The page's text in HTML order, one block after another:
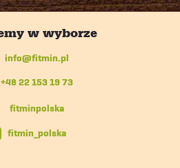
info@fitmin.pl
+48 22 153 19 73
fitmin_polska